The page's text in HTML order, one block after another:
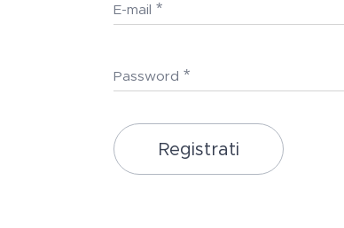
E-mail
Password
Registrati